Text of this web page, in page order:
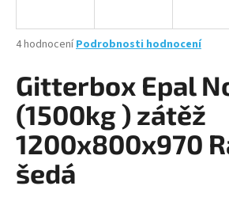
Průměrné
produktu
je
4,0
z
5
hvězdiček.
4 hodnoceníPodrobnosti hodnocení
Gitterbox Epal
(1500kg ) zátěž
1200x800x970
šedá
j
t
?